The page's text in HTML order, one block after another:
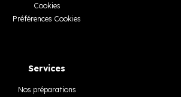
Cookies
Préférences Cookies
Services
Nos préparations